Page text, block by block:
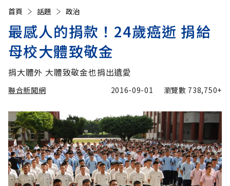
首頁 話題 政治
最感人的捐款！24歲癌逝 捐給
母校大體致敬金
捐大體外 大體致敬金也捐出遺愛
聯合新聞網 2016-09-01 瀏覽數 738,750+